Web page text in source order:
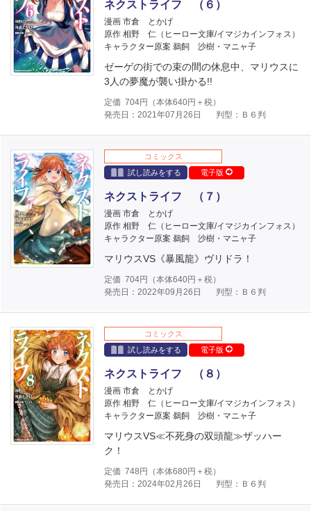
ネクストライフ （６）
漫画 市倉 とかげ
原作 相野 仁（ヒーロー文庫/イマジカインフォス）
キャラクター原案 鵜飼 沙樹・マニャ子
ゼーゲの街での束の間の休息中、マリウスに
3人の夢魔が襲い掛かる!!
定価 704円（本体640円＋税）
発売日：2021年07月26日
判型：Ｂ６判
コミックス
試し読みをする
電子版
ネクストライフ （７）
漫画 市倉 とかげ
原作 相野 仁（ヒーロー文庫/イマジカインフォス）
キャラクター原案 鵜飼 沙樹・マニャ子
マリウスVS《暴風龍》ヴリドラ！
定価 704円（本体640円＋税）
発売日：2022年09月26日
判型：Ｂ６判
コミックス
試し読みをする
電子版
ネクストライフ （８）
漫画 市倉 とかげ
原作 相野 仁（ヒーロー文庫/イマジカインフォス）
キャラクター原案 鵜飼 沙樹・マニャ子
マリウスVS≪不死身の双頭龍≫ザッハー
ク！
定価 748 円（本体680円＋税）
発売日：2024年02月26日
判型：Ｂ６判